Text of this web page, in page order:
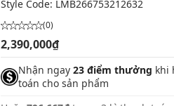
Style Code: LMB266753212632
(0)
2,390,000₫
Nhận ngay 23 điểm thưởng khi
toán cho sản phẩm